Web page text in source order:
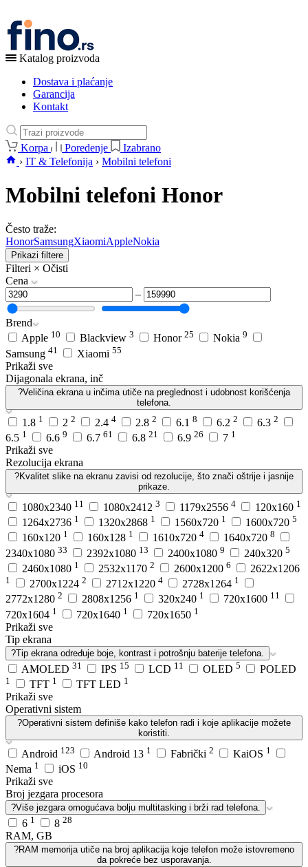
Katalog proizvoda
Dostava i plaćanje
Garancija
Kontakt
Korpa Poredenje
Izabrano
› IT & Telefonija › Mobilni telefoni
Mobilni telefoni Honor
Često traže:
HonorSamsungXiaomiAppleNokia
Prikazi filtere
Filteri × Očisti
Cena
–
Brend
Apple 10 Blackview 3 Honor 25 Nokia 9
Samsung 41 Xiaomi 55
Prikaži sve
Dijagonala ekrana, inč
?Veličina ekrana u inčima utiče na preglednost i udobnost korišćenja
telefona.
1.8 1 2 2 2.4 4 2.8 2 6.1 8 6.2 2 6.3 2
6.5 1 6.6 9 6.7 61 6.8 21 6.9 26 7 1
Prikaži sve
Rezolucija ekrana
?Kvalitet slike na ekranu zavisi od rezolucije, što znači oštrije i jasnije
prikaze.
1080x2340 11 1080x2412 3 1179x2556 4 120x160 1
1264x2736 1 1320x2868 1 1560x720 1 1600x720 5
160x120 1 160x128 1 1610x720 4 1640x720 8
2340x1080 33 2392x1080 13 2400x1080 9 240x320 5
2460x1080 1 2532x1170 2 2600x1200 6 2622x1206
1 2700x1224 2 2712x1220 4 2728x1264 1
2772x1280 2 2808x1256 1 320x240 1 720x1600 11
720x1604 1 720x1640 1 720x1650 1
Prikaži sve
Tip ekrana
?Tip ekrana određuje boje, kontrast i potrošnju baterije telefona.
AMOLED 31 IPS 15 LCD 11 OLED 5 POLED
1 TFT 1 TFT LED 1
Prikaži sve
Operativni sistem
?Operativni sistem definiše kako telefon radi i koje aplikacije možete
koristiti.
Android 123 Android 13 1 Fabrički 2 KaiOS 1
Nema 1 iOS 10
Prikaži sve
Broj jezgara procesora
?Više jezgara omogućava bolju multitasking i brži rad telefona.
6 1 8 28
RAM, GB
?RAM memorija utiče na broj aplikacija koje telefon može istovremeno
da pokreće bez usporavanja.